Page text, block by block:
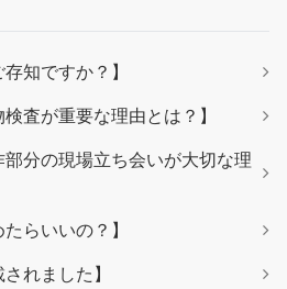
知ですか？】
査が重要な理由とは？】
部分の現場立ち会いが大切な理
らいいの？】
れました】